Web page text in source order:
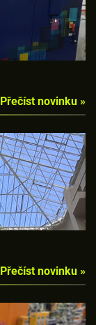
Přečíst novinku »
Přečíst novinku »